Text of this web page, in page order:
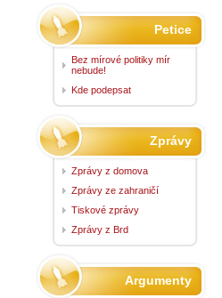
Petice
Bez mírové politiky mír
nebude!
Kde podepsat
Zprávy
Zprávy z domova
Zprávy ze zahraničí
Tiskové zprávy
Zprávy z Brd
Argumenty